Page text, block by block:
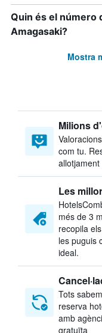
Quin és el número
Amagasaki?
Mostra
Milions
com tu.
allotjament
Les
més de 3
recopila
les puguis
ideal.
Tots
reserva
amb
gratuïta